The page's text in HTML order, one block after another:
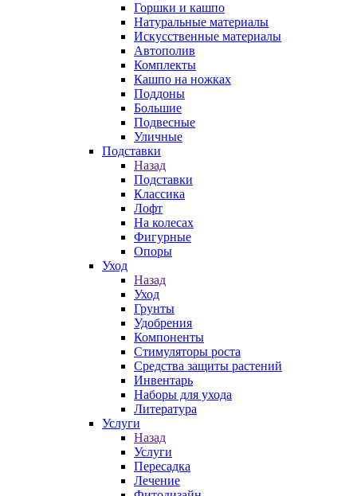
Горшки и кашпо
Натуральные материалы
Искусственные материалы
Автополив
Комплекты
Кашпо на ножках
Поддоны
Большие
Подвесные
Уличные
Подставки
Назад
Подставки
Классика
Лофт
На колесах
Фигурные
Опоры
Уход
Назад
Уход
Грунты
Удобрения
Компоненты
Стимуляторы роста
Средства защиты растений
Инвентарь
Наборы для ухода
Литература
Услуги
Назад
Услуги
Пересадка
Лечение